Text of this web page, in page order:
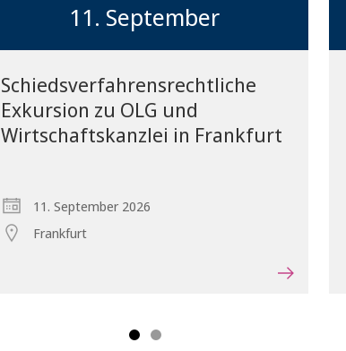
11. September
Schiedsverfahrensrechtliche
Exkursion zu OLG und
Wirtschaftskanzlei in Frankfurt
11. September 2026
Frankfurt
Vorblättern